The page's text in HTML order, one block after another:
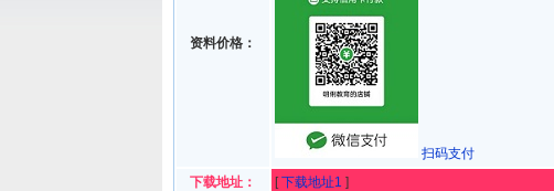
资料价格：
扫码支付
下载地址：
[下载地址1 ]